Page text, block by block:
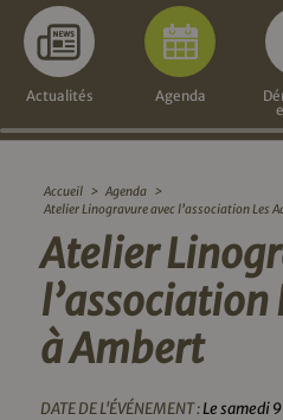
Actualités Agenda
Accueil > Agenda >
Atelier Linogravure avec l’association Les
Atelier
l’association
à Ambert
DATE DE L'ÉVÉNEMENT :Le samedi